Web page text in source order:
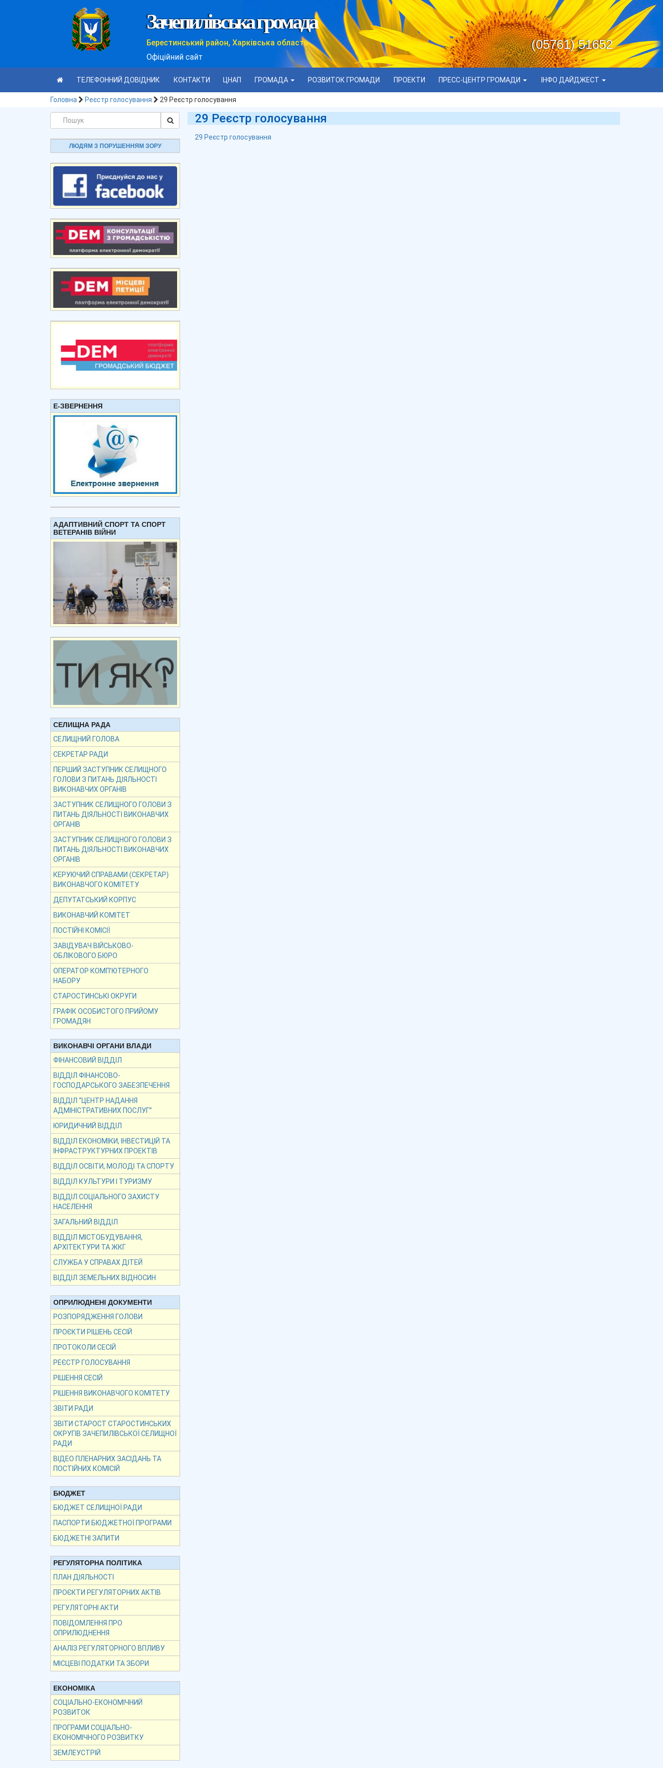
Зачепилівська громада
Берестинський район, Харківська область
Офіційний сайт
(05761) 51652
ТЕЛЕФОННИЙ ДОВІДНИК КОНТАКТИ ЦНАП ГРОМАДА РОЗВИТОК ГРОМАДИ ПРОЕКТИ ПРЕСС-ЦЕНТР ГРОМАДИ ІНФО ДАЙДЖЕСТ
Головна Реєстр голосування 29 Реєстр голосування
ЛЮДЯМ З ПОРУШЕННЯМ ЗОРУ
Е-ЗВЕРНЕННЯ
АДАПТИВНИЙ СПОРТ ТА СПОРТ
ВЕТЕРАНІВ ВІЙНИ
СЕЛИЩНА РАДА
СЕЛИЩНИЙ ГОЛОВА
СЕКРЕТАР РАДИ
ПЕРШИЙ ЗАСТУПНИК СЕЛИЩНОГО
ГОЛОВИ З ПИТАНЬ ДІЯЛЬНОСТІ
ВИКОНАВЧИХ ОРГАНІВ
ЗАСТУПНИК СЕЛИЩНОГО ГОЛОВИ З
ПИТАНЬ ДІЯЛЬНОСТІ ВИКОНАВЧИХ
ОРГАНІВ
ЗАСТУПНИК СЕЛИЩНОГО ГОЛОВИ З
ПИТАНЬ ДІЯЛЬНОСТІ ВИКОНАВЧИХ
ОРГАНІВ
КЕРУЮЧИЙ СПРАВАМИ (СЕКРЕТАР)
ВИКОНАВЧОГО КОМІТЕТУ
ДЕПУТАТСЬКИЙ КОРПУС
ВИКОНАВЧИЙ КОМІТЕТ
ПОСТІЙНІ КОМІСІЇ
ЗАВІДУВАЧ ВІЙСЬКОВО-
ОБЛІКОВОГО БЮРО
ОПЕРАТОР КОМП’ЮТЕРНОГО
НАБОРУ
СТАРОСТИНСЬКІ ОКРУГИ
ГРАФІК ОСОБИСТОГО ПРИЙОМУ
ГРОМАДЯН
ВИКОНАВЧІ ОРГАНИ ВЛАДИ
ФІНАНСОВИЙ ВІДДІЛ
ВІДДІЛ ФІНАНСОВО-
ГОСПОДАРСЬКОГО ЗАБЕЗПЕЧЕННЯ
ВІДДІЛ “ЦЕНТР НАДАННЯ
АДМІНІСТРАТИВНИХ ПОСЛУГ”
ЮРИДИЧНИЙ ВІДДІЛ
ВІДДІЛ ЕКОНОМІКИ, ІНВЕСТИЦІЙ ТА
ІНФРАСТРУКТУРНИХ ПРОЕКТІВ
ВІДДІЛ ОСВІТИ, МОЛОДІ ТА СПОРТУ
ВІДДІЛ КУЛЬТУРИ І ТУРИЗМУ
ВІДДІЛ СОЦІАЛЬНОГО ЗАХИСТУ
НАСЕЛЕННЯ
ЗАГАЛЬНИЙ ВІДДІЛ
ВІДДІЛ МІСТОБУДУВАННЯ,
АРХІТЕКТУРИ ТА ЖКГ
СЛУЖБА У СПРАВАХ ДІТЕЙ
ВІДДІЛ ЗЕМЕЛЬНИХ ВІДНОСИН
ОПРИЛЮДНЕНІ ДОКУМЕНТИ
РОЗПОРЯДЖЕННЯ ГОЛОВИ
ПРОЄКТИ РІШЕНЬ СЕСІЙ
ПРОТОКОЛИ СЕСІЙ
РЕЄСТР ГОЛОСУВАННЯ
РІШЕННЯ СЕСІЙ
РІШЕННЯ ВИКОНАВЧОГО КОМІТЕТУ
ЗВІТИ РАДИ
ЗВІТИ СТАРОСТ СТАРОСТИНСЬКИХ
ОКРУГІВ ЗАЧЕПИЛІВСЬКОЇ СЕЛИЩНОЇ
РАДИ
ВІДЕО ПЛЕНАРНИХ ЗАСІДАНЬ ТА
ПОСТІЙНИХ КОМІСІЙ
БЮДЖЕТ
БЮДЖЕТ СЕЛИЩНОЇ РАДИ
ПАСПОРТИ БЮДЖЕТНОЇ ПРОГРАМИ
БЮДЖЕТНІ ЗАПИТИ
РЕГУЛЯТОРНА ПОЛІТИКА
ПЛАН ДІЯЛЬНОСТІ
ПРОЄКТИ РЕГУЛЯТОРНИХ АКТІВ
РЕГУЛЯТОРНІ АКТИ
ПОВІДОМЛЕННЯ ПРО
ОПРИЛЮДНЕННЯ
АНАЛІЗ РЕГУЛЯТОРНОГО ВПЛИВУ
МІСЦЕВІ ПОДАТКИ ТА ЗБОРИ
ЕКОНОМІКА
СОЦІАЛЬНО-ЕКОНОМІЧНИЙ
РОЗВИТОК
ПРОГРАМИ СОЦІАЛЬНО-
ЕКОНОМІЧНОГО РОЗВИТКУ
ЗЕМЛЕУСТРІЙ
29 Реєстр голосування
29 Реєстр голосування